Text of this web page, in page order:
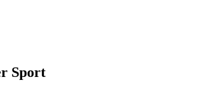
Sport